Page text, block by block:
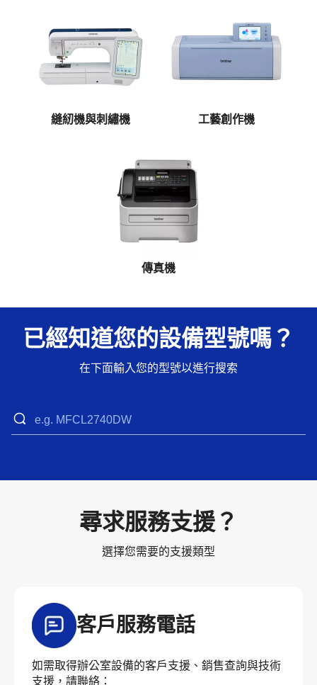
縫紉機與刺繡機 工藝創作機
傳真機
已經知道您的設備型號嗎？
在下面輸入您的型號以進行搜索
尋求服務支援？
選擇您需要的支援類型
客戶服務電話
如需取得辦公室設備的客戶支援、銷售查詢與技術
支援，請聯絡：